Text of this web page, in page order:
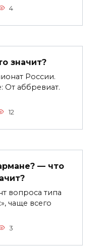
4
значит?
России.
От аббревиат.
12
— что
вопроса типа
чаще всего
3